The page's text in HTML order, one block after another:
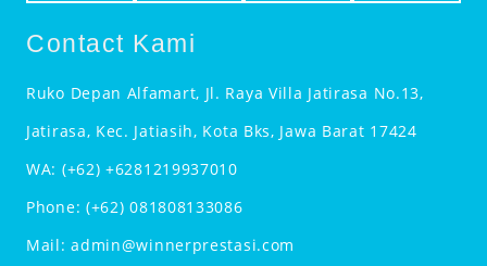
Contact Kami
Ruko Depan Alfamart, Jl. Raya Villa Jatirasa No.13,
Jatirasa, Kec. Jatiasih, Kota Bks, Jawa Barat 17424
WA: (+62) +6281219937010
Phone: (+62) 081808133086
Mail:admin@winnerprestasi.com